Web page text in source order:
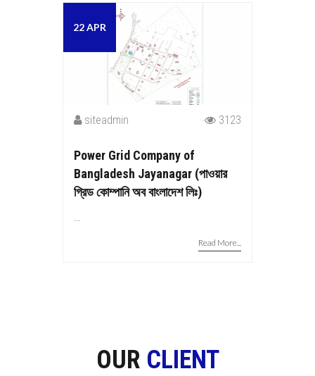
22 APR
siteadmin 3123
Power Grid Company of
Bangladesh Jayanagar (পাওয়ার
গ্রিড কোম্পানি অব বাংলাদেশ লিঃ)
Read More...
OUR CLIENT